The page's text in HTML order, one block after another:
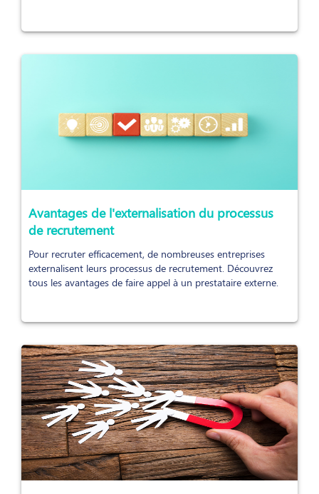
Avantages de l'externalisation du processus
de recrutement
Pour recruter efficacement, de nombreuses entreprises
externalisent leurs processus de recrutement. Découvrez
tous les avantages de faire appel à un prestataire externe.